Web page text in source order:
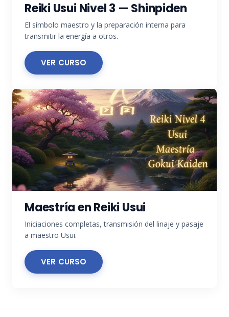
Reiki Usui Nivel 3 — Shinpiden
El símbolo maestro y la preparación interna para
transmitir la energía a otros.
VER CURSO
Maestría en Reiki Usui
Iniciaciones completas, transmisión del linaje y pasaje
a maestro Usui.
VER CURSO